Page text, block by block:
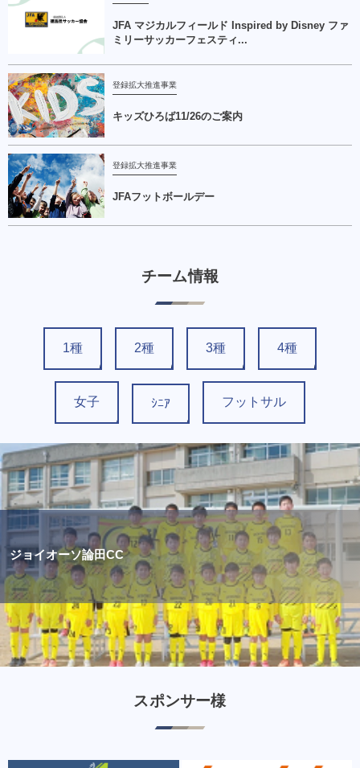
JFA マジカルフィールド Inspired by Disney ファ
ミリーサッカーフェスティ...
登録拡大推進事業
キッズひろば11/26のご案内
登録拡大推進事業
JFAフットボールデー
チーム情報
1種 2種 3種 4種
女子 ｼﾆｱ フットサル
ジョイオーソ論田CC
スポンサー様